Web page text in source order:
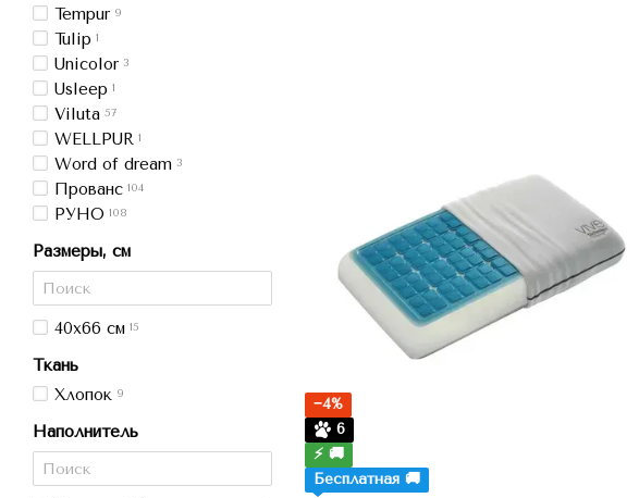
−4%
6
⚡ 🚚
Бесплатная 🚚
Tempur 9
Tulip 1
Unicolor 3
Usleep 1
Viluta 57
WELLPUR 1
Word of dream 3
Прованс 104
РУНО 108
Размеры, см
40x66 см 15
Ткань
Хлопок 9
Наполнитель